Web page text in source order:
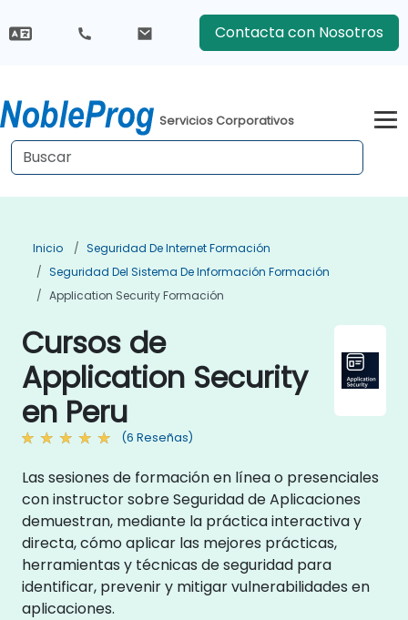
Contacta con Nosotros
Servicios Corporativos
Inicio
Seguridad De Internet Formación
Seguridad Del Sistema De Información Formación
Application Security Formación
Cursos de
Application Security
en Peru
(6 Reseñas)
Las sesiones de formación en línea o presenciales
con instructor sobre Seguridad de Aplicaciones
demuestran, mediante la práctica interactiva y
directa, cómo aplicar las mejores prácticas,
herramientas y técnicas de seguridad para
identificar, prevenir y mitigar vulnerabilidades en
aplicaciones.